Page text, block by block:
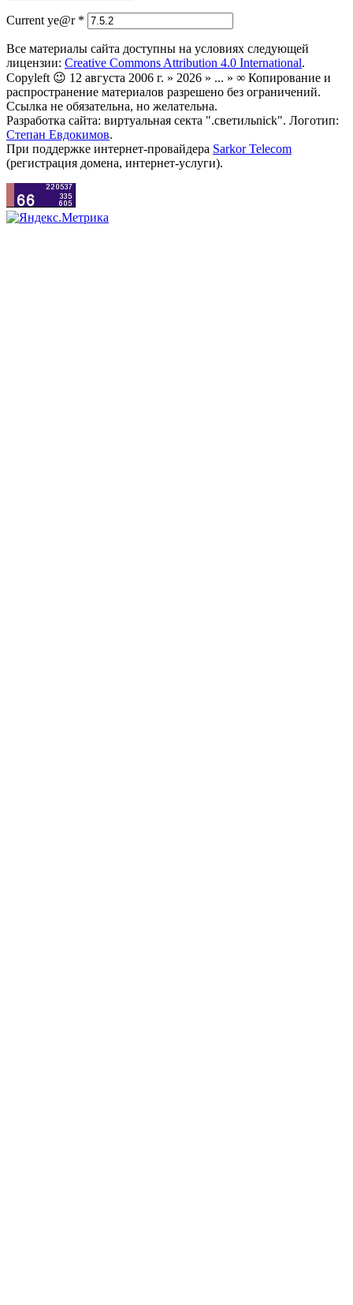
Current ye@r *
Все материалы сайта доступны на условиях следующей
лицензии: Creative Commons Attribution 4.0 International.
Copyleft 😉 12 августа 2006 г. » 2026 » ... » ∞ Копирование и
распространение материалов разрешено без ограничений.
Ссылка не обязательна, но желательна.
Разработка сайта: виртуальная секта ".светильnick". Логотип:
Степан Евдокимов.
При поддержке интернет-провайдера Sarkor Telecom
(регистрация домена, интернет-услуги).